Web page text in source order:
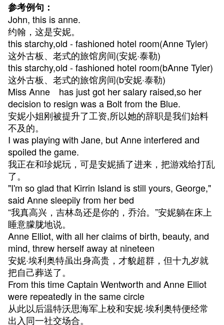
参考例句：
John, this is anne.
约翰，这是安妮。
this starchy,old - fashioned hotel room(Anne Tyler)
这外古板、老式的旅馆房间(安妮·泰勒)
this starchy,old - fashioned hotel room(bAnne Tyler)
这外古板、老式的旅馆房间(b安妮·泰勒)
Miss Anne has just got her salary raised,so her
decision to resign was a Bolt from the Blue.
安妮小姐刚被提升了工资,所以她的辞职是我们始料
不及的。
I was playing with Jane, but Anne interfered and
spoiled the game.
我正在和珍妮玩，可是安妮插了进来，把游戏给打乱
了。
"I'm so glad that Kirrin Island is still yours, George,"
said Anne sleepily from her bed
“我真高兴，吉林岛还是你的，乔治。”安妮躺在床上
睡意朦胧地说。
Anne Elliot, with all her claims of birth, beauty, and
mind, threw herself away at nineteen
安妮·埃利奥特虽出身高贵，才貌超群，但十九岁就
把自己葬送了。
From this time Captain Wentworth and Anne Elliot
were repeatedly in the same circle
从此以后温特沃思海军上校和安妮·埃利奥特便经常
出入同一社交场合。